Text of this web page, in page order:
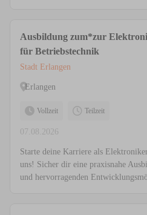
Ausbildung zum*zur
für Betriebstechnik
Stadt Erlangen
Erlangen
Vollzeit Teilzeit
07.08.2026
Starte deine Karriere als
uns! Sicher dir eine praxisnahe
und hervorragenden